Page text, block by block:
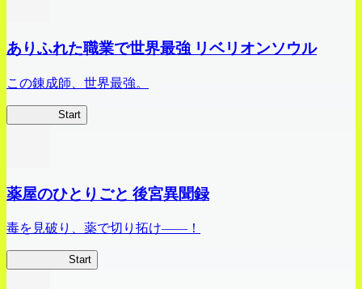
ありふれた職業で世界最強 リベリオンソウル
この錬成師、世界最強。
Start
薬屋のひとりごと 後宮異聞録
毒を見破り、薬で切り拓け――！
Start